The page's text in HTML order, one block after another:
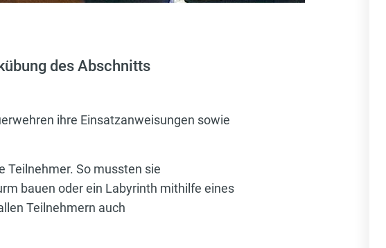
des Abschnitts
ihre Einsatzanweisungen sowie
Teilnehmer. So mussten sie
bauen oder ein Labyrinth mithilfe eines
Teilnehmern auch